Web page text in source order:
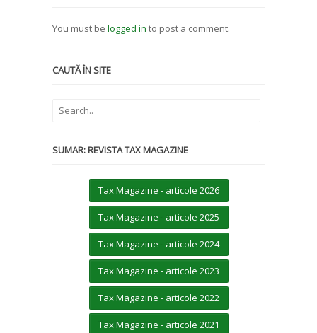
You must be logged in to post a comment.
CAUTĂ ÎN SITE
SUMAR: REVISTA TAX MAGAZINE
Tax Magazine - articole 2026
Tax Magazine - articole 2025
Tax Magazine - articole 2024
Tax Magazine - articole 2023
Tax Magazine - articole 2022
Tax Magazine - articole 2021